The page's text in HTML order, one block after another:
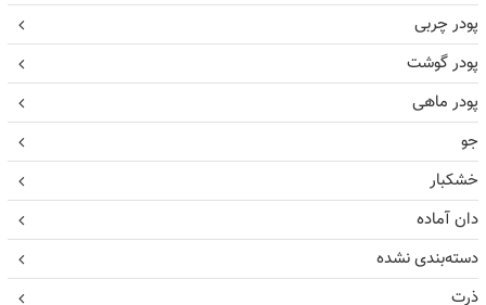
پودر چربی
پودر گوشت
پودر ماهی
جو
خشکبار
دان آماده
دسته‌بندی نشده
ذرت